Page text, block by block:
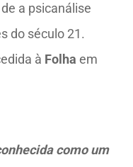
a psicanálise
do século 21.
à Folha em
como um